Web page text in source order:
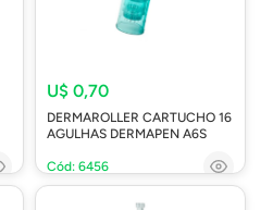
U$ 0,70
DERMAROLLER CARTUCHO 16
AGULHAS DERMAPEN A6S
Cód: 6456